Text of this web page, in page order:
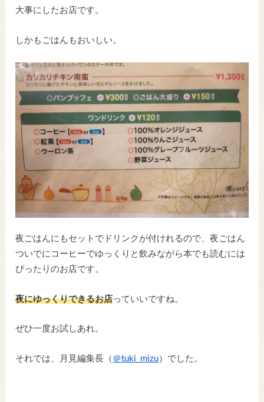
大事にしたお店です。
しかもごはんもおいしい。
夜ごはんにもセットでドリンクが付けれるので、夜ごはん
ついでにコーヒーでゆっくりと飲みながら本でも読むには
ぴったりのお店です。
夜にゆっくりできるお店っていいですね。
ぜひ一度お試しあれ。
それでは、月見編集長（ ＠tuki_mizu）でした。